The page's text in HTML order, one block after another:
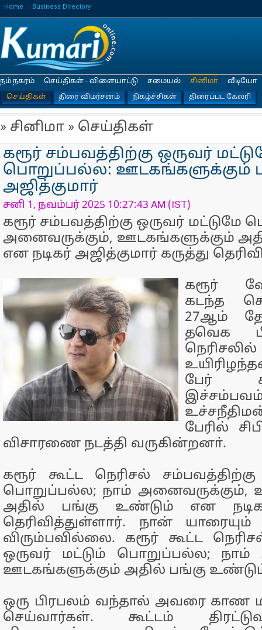
Home Business Directory
நம் நகரம் செய்திகள் - விளையாட்டு சமையல்
சினிமா
செய்திகள்
திரை விமர்சனம் நிகழ்ச்சிகள் திரைப்பட கேலரி
வீடியோ
» சினிமா » செய்திகள்
கரூர் சம்பவத்திற்கு ஒருவர்
பொறுப்பல்ல: ஊடகங்களுக்கும்
அஜித்குமார்
சனி 1, நவம்பர் 2025 10:27:43 AM (IST)
கரூர் சம்பவத்திற்கு ஒருவர் மட்டுமே
அனைவருக்கும், ஊடகங்களுக்கும்
என நடிகர் அஜித்குமார் கருத்து
கரூர்
கடந்த
27ஆம்
தவெக
பேர்
பேரில்
விசாரணை நடத்தி வருகின்றனா்.
கரூர் கூட்ட நெரிசல்
பொறுப்பல்ல; நாம் அனைவருக்கும்,
அதில் பங்கு உண்டும் என
தெரிவித்துள்ளார். நான்
விரும்பவில்லை. கரூர் கூட்ட
ஒருவர் மட்டும் பொறுப்பல்ல; நாம்
ஊடகங்களுக்கும் அதில் பங்கு
ஒரு பிரபலம் வந்தால் அவரை காண
செய்வார்கள். கூட்டம்